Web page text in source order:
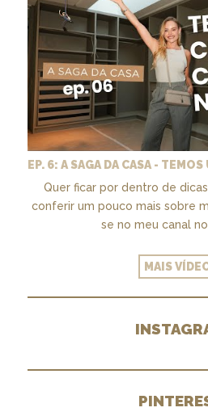
Quer ficar por dentro de
conferir um pouco mais sobre
se no meu canal
MAIS